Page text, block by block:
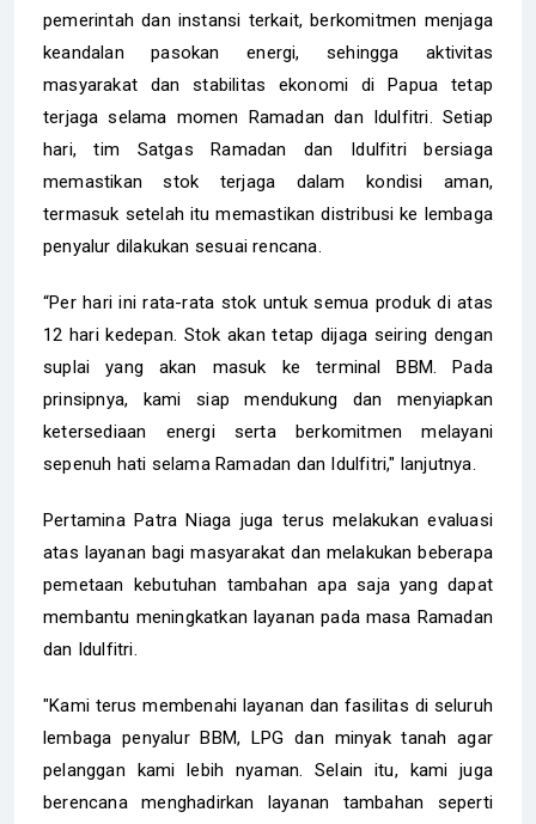
pemerintah dan instansi terkait, berkomitmen menjaga
keandalan pasokan energi, sehingga aktivitas
masyarakat dan stabilitas ekonomi di Papua tetap
terjaga selama momen Ramadan dan Idulfitri. Setiap
hari, tim Satgas Ramadan dan Idulfitri bersiaga
memastikan stok terjaga dalam kondisi aman,
termasuk setelah itu memastikan distribusi ke lembaga
penyalur dilakukan sesuai rencana.
“Per hari ini rata-rata stok untuk semua produk di atas
12 hari kedepan. Stok akan tetap dijaga seiring dengan
suplai yang akan masuk ke terminal BBM. Pada
prinsipnya, kami siap mendukung dan menyiapkan
ketersediaan energi serta berkomitmen melayani
sepenuh hati selama Ramadan dan Idulfitri," lanjutnya.
Pertamina Patra Niaga juga terus melakukan evaluasi
atas layanan bagi masyarakat dan melakukan beberapa
pemetaan kebutuhan tambahan apa saja yang dapat
membantu meningkatkan layanan pada masa Ramadan
dan Idulfitri.
"Kami terus membenahi layanan dan fasilitas di seluruh
lembaga penyalur BBM, LPG dan minyak tanah agar
pelanggan kami lebih nyaman. Selain itu, kami juga
berencana menghadirkan layanan tambahan seperti